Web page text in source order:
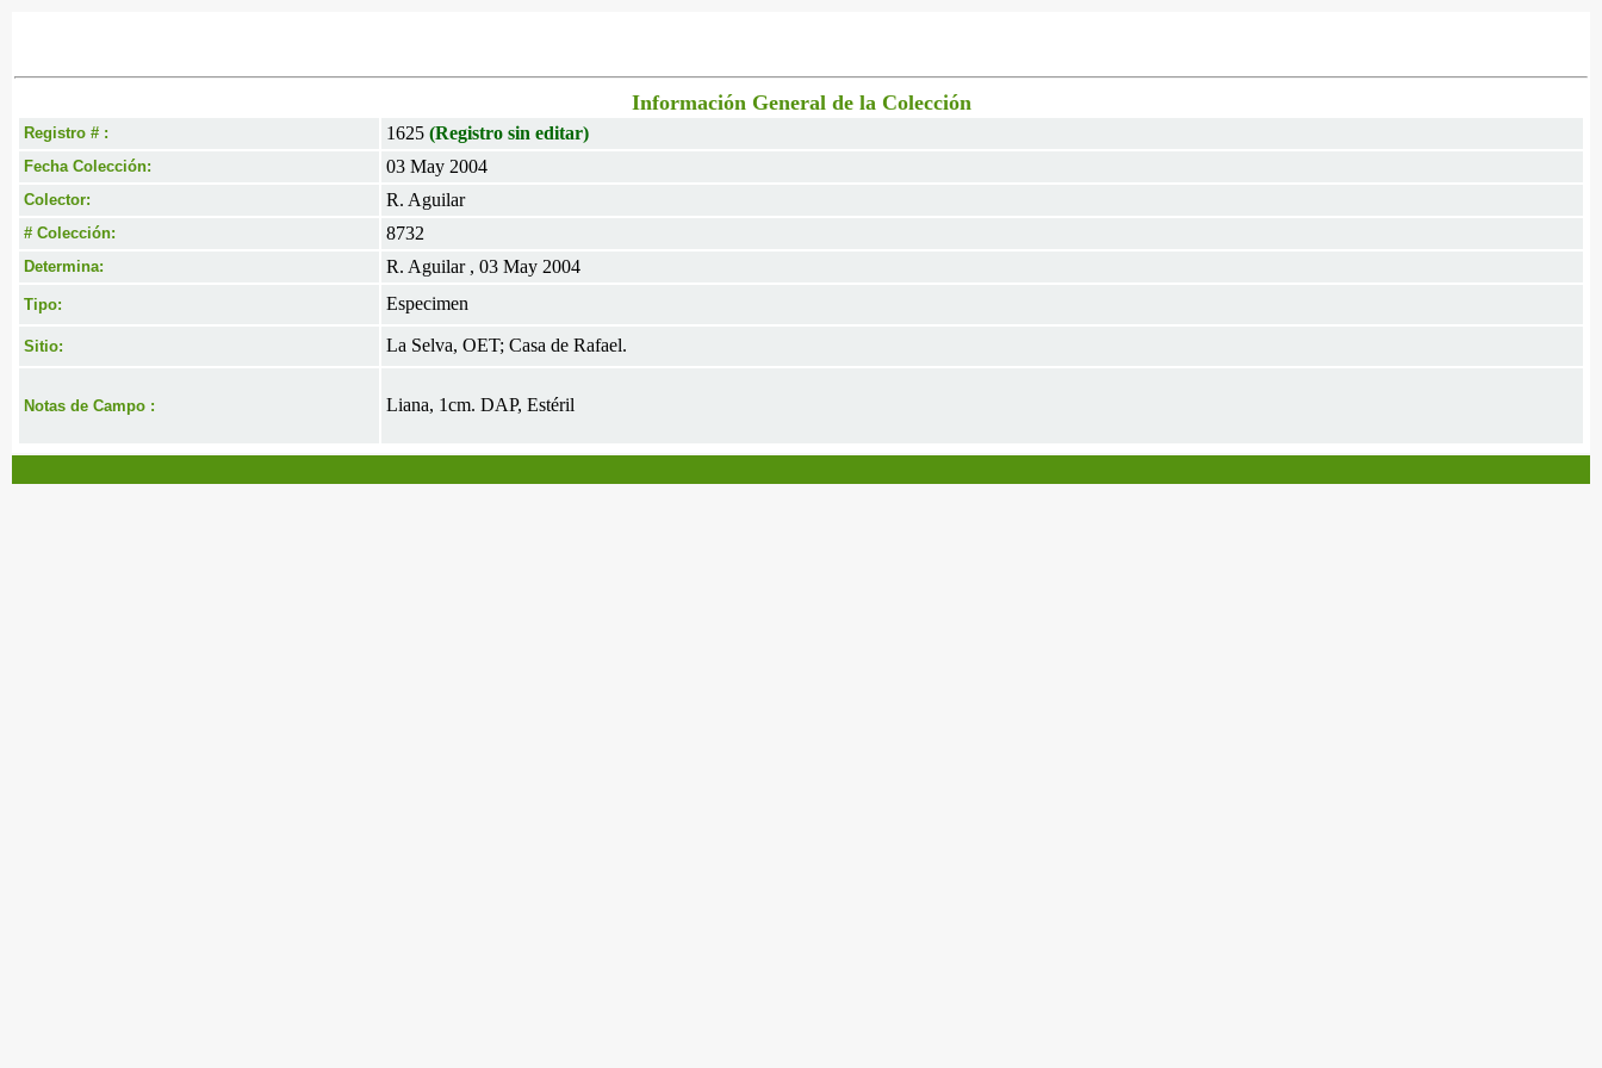
Información General de la Colección
Registro # : 1625 (Registro sin editar)
Fecha Colección: 03 May 2004
Colector: R. Aguilar
# Colección: 8732
Determina: R. Aguilar , 03 May 2004
Tipo: Especimen
Sitio: La Selva, OET; Casa de Rafael.
Notas de Campo : Liana, 1cm. DAP, Estéril